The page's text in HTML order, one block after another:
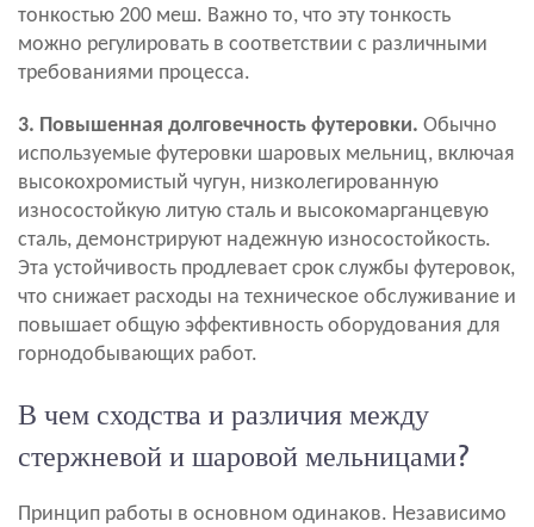
тонкостью 200 меш. Важно то, что эту тонкость
можно регулировать в соответствии с различными
требованиями процесса.
3. Повышенная долговечность футеровки. Обычно
используемые футеровки шаровых мельниц, включая
высокохромистый чугун, низколегированную
износостойкую литую сталь и высокомарганцевую
сталь, демонстрируют надежную износостойкость.
Эта устойчивость продлевает срок службы футеровок,
что снижает расходы на техническое обслуживание и
повышает общую эффективность оборудования для
горнодобывающих работ.
В чем сходства и различия между
стержневой и шаровой мельницами?
Принцип работы в основном одинаков. Независимо